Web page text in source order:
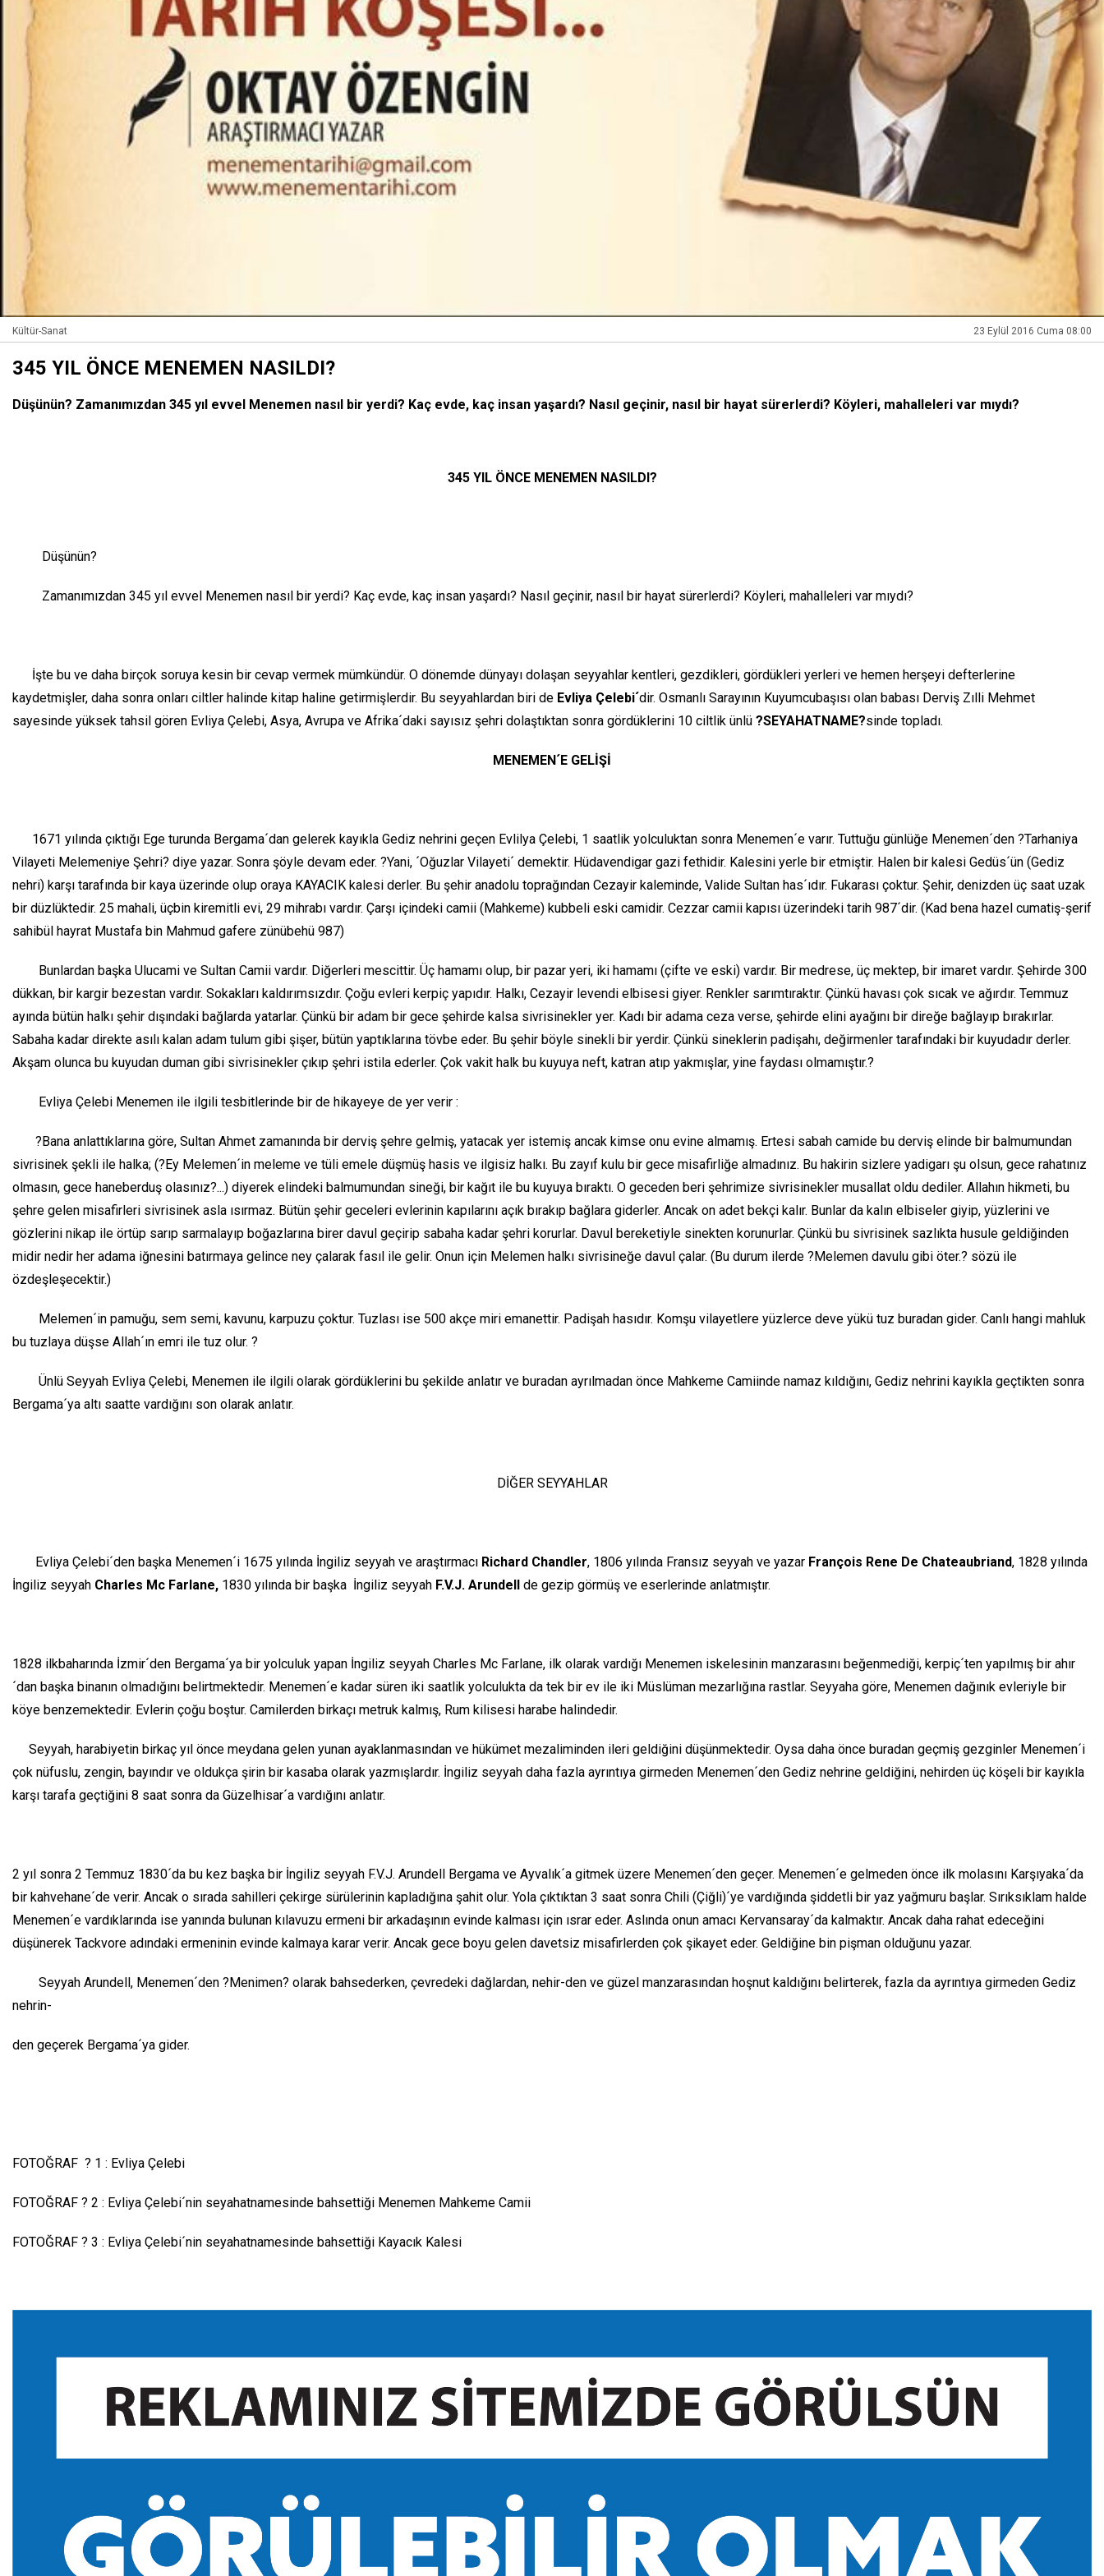
Kültür-Sanat 23 Eylül 2016 Cuma 08:00
345 YIL ÖNCE MENEMEN NASILDI?
Düşünün? Zamanımızdan 345 yıl evvel Menemen nasıl bir yerdi? Kaç evde, kaç insan yaşardı? Nasıl geçinir, nasıl bir hayat sürerlerdi? Köyleri, mahalleleri var mıydı?
345 YIL ÖNCE MENEMEN NASILDI?
Düşünün?
Zamanımızdan 345 yıl evvel Menemen nasıl bir yerdi? Kaç evde, kaç insan yaşardı? Nasıl geçinir, nasıl bir hayat sürerlerdi? Köyleri, mahalleleri var mıydı?
İşte bu ve daha birçok soruya kesin bir cevap vermek mümkündür. O dönemde dünyayı dolaşan seyyahlar kentleri, gezdikleri, gördükleri yerleri ve hemen herşeyi defterlerine
kaydetmişler, daha sonra onları ciltler halinde kitap haline getirmişlerdir. Bu seyyahlardan biri de Evliya Çelebi´dir. Osmanlı Sarayının Kuyumcubaşısı olan babası Derviş Zılli Mehmet
sayesinde yüksek tahsil gören Evliya Çelebi, Asya, Avrupa ve Afrika´daki sayısız şehri dolaştıktan sonra gördüklerini 10 ciltlik ünlü ?SEYAHATNAME?sinde topladı.
MENEMEN´E GELİŞİ
1671 yılında çıktığı Ege turunda Bergama´dan gelerek kayıkla Gediz nehrini geçen Evlilya Çelebi, 1 saatlik yolculuktan sonra Menemen´e varır. Tuttuğu günlüğe Menemen´den ?Tarhaniya
Vilayeti Melemeniye Şehri? diye yazar. Sonra şöyle devam eder. ?Yani, ´Oğuzlar Vilayeti´ demektir. Hüdavendigar gazi fethidir. Kalesini yerle bir etmiştir. Halen bir kalesi Gedüs´ün (Gediz
nehri) karşı tarafında bir kaya üzerinde olup oraya KAYACIK kalesi derler. Bu şehir anadolu toprağından Cezayir kaleminde, Valide Sultan has´ıdır. Fukarası çoktur. Şehir, denizden üç saat uzak
bir düzlüktedir. 25 mahali, üçbin kiremitli evi, 29 mihrabı vardır. Çarşı içindeki camii (Mahkeme) kubbeli eski camidir. Cezzar camii kapısı üzerindeki tarih 987´dir. (Kad bena hazel cumatiş-şerif
sahibül hayrat Mustafa bin Mahmud gafere zünübehü 987)
Bunlardan başka Ulucami ve Sultan Camii vardır. Diğerleri mescittir. Üç hamamı olup, bir pazar yeri, iki hamamı (çifte ve eski) vardır. Bir medrese, üç mektep, bir imaret vardır. Şehirde 300
dükkan, bir kargir bezestan vardır. Sokakları kaldırımsızdır. Çoğu evleri kerpiç yapıdır. Halkı, Cezayir levendi elbisesi giyer. Renkler sarımtıraktır. Çünkü havası çok sıcak ve ağırdır. Temmuz
ayında bütün halkı şehir dışındaki bağlarda yatarlar. Çünkü bir adam bir gece şehirde kalsa sivrisinekler yer. Kadı bir adama ceza verse, şehirde elini ayağını bir direğe bağlayıp bırakırlar.
Sabaha kadar direkte asılı kalan adam tulum gibi şişer, bütün yaptıklarına tövbe eder. Bu şehir böyle sinekli bir yerdir. Çünkü sineklerin padişahı, değirmenler tarafındaki bir kuyudadır derler.
Akşam olunca bu kuyudan duman gibi sivrisinekler çıkıp şehri istila ederler. Çok vakit halk bu kuyuya neft, katran atıp yakmışlar, yine faydası olmamıştır.?
Evliya Çelebi Menemen ile ilgili tesbitlerinde bir de hikayeye de yer verir :
?Bana anlattıklarına göre, Sultan Ahmet zamanında bir derviş şehre gelmiş, yatacak yer istemiş ancak kimse onu evine almamış. Ertesi sabah camide bu derviş elinde bir balmumundan
sivrisinek şekli ile halka; (?Ey Melemen´in meleme ve tüli emele düşmüş hasis ve ilgisiz halkı. Bu zayıf kulu bir gece misafirliğe almadınız. Bu hakirin sizlere yadigarı şu olsun, gece rahatınız
olmasın, gece haneberduş olasınız?...) diyerek elindeki balmumundan sineği, bir kağıt ile bu kuyuya bıraktı. O geceden beri şehrimize sivrisinekler musallat oldu dediler. Allahın hikmeti, bu
şehre gelen misafirleri sivrisinek asla ısırmaz. Bütün şehir geceleri evlerinin kapılarını açık bırakıp bağlara giderler. Ancak on adet bekçi kalır. Bunlar da kalın elbiseler giyip, yüzlerini ve
gözlerini nikap ile örtüp sarıp sarmalayıp boğazlarına birer davul geçirip sabaha kadar şehri korurlar. Davul bereketiyle sinekten korunurlar. Çünkü bu sivrisinek sazlıkta husule geldiğinden
midir nedir her adama iğnesini batırmaya gelince ney çalarak fasıl ile gelir. Onun için Melemen halkı sivrisineğe davul çalar. (Bu durum ilerde ?Melemen davulu gibi öter.? sözü ile
özdeşleşecektir.)
Melemen´in pamuğu, sem semi, kavunu, karpuzu çoktur. Tuzlası ise 500 akçe miri emanettir. Padişah hasıdır. Komşu vilayetlere yüzlerce deve yükü tuz buradan gider. Canlı hangi mahluk
bu tuzlaya düşse Allah´ın emri ile tuz olur. ?
Ünlü Seyyah Evliya Çelebi, Menemen ile ilgili olarak gördüklerini bu şekilde anlatır ve buradan ayrılmadan önce Mahkeme Camiinde namaz kıldığını, Gediz nehrini kayıkla geçtikten sonra
Bergama´ya altı saatte vardığını son olarak anlatır.
DİĞER SEYYAHLAR
Evliya Çelebi´den başka Menemen´i 1675 yılında İngiliz seyyah ve araştırmacı Richard Chandler, 1806 yılında Fransız seyyah ve yazar François Rene De Chateaubriand, 1828 yılında
İngiliz seyyah Charles Mc Farlane, 1830 yılında bir başka İngiliz seyyah F.V.J. Arundell de gezip görmüş ve eserlerinde anlatmıştır.
1828 ilkbaharında İzmir´den Bergama´ya bir yolculuk yapan İngiliz seyyah Charles Mc Farlane, ilk olarak vardığı Menemen iskelesinin manzarasını beğenmediği, kerpiç´ten yapılmış bir ahır
´dan başka binanın olmadığını belirtmektedir. Menemen´e kadar süren iki saatlik yolculukta da tek bir ev ile iki Müslüman mezarlığına rastlar. Seyyaha göre, Menemen dağınık evleriyle bir
köye benzemektedir. Evlerin çoğu boştur. Camilerden birkaçı metruk kalmış, Rum kilisesi harabe halindedir.
Seyyah, harabiyetin birkaç yıl önce meydana gelen yunan ayaklanmasından ve hükümet mezaliminden ileri geldiğini düşünmektedir. Oysa daha önce buradan geçmiş gezginler Menemen´i
çok nüfuslu, zengin, bayındır ve oldukça şirin bir kasaba olarak yazmışlardır. İngiliz seyyah daha fazla ayrıntıya girmeden Menemen´den Gediz nehrine geldiğini, nehirden üç köşeli bir kayıkla
karşı tarafa geçtiğini 8 saat sonra da Güzelhisar´a vardığını anlatır.
2 yıl sonra 2 Temmuz 1830´da bu kez başka bir İngiliz seyyah F.V.J. Arundell Bergama ve Ayvalık´a gitmek üzere Menemen´den geçer. Menemen´e gelmeden önce ilk molasını Karşıyaka´da
bir kahvehane´de verir. Ancak o sırada sahilleri çekirge sürülerinin kapladığına şahit olur. Yola çıktıktan 3 saat sonra Chili (Çiğli)´ye vardığında şiddetli bir yaz yağmuru başlar. Sırıksıklam halde
Menemen´e vardıklarında ise yanında bulunan kılavuzu ermeni bir arkadaşının evinde kalması için ısrar eder. Aslında onun amacı Kervansaray´da kalmaktır. Ancak daha rahat edeceğini
düşünerek Tackvore adındaki ermeninin evinde kalmaya karar verir. Ancak gece boyu gelen davetsiz misafirlerden çok şikayet eder. Geldiğine bin pişman olduğunu yazar.
Seyyah Arundell, Menemen´den ?Menimen? olarak bahsederken, çevredeki dağlardan, nehir-den ve güzel manzarasından hoşnut kaldığını belirterek, fazla da ayrıntıya girmeden Gediz
nehrin-
den geçerek Bergama´ya gider.
FOTOĞRAF ? 1 : Evliya Çelebi
FOTOĞRAF ? 2 : Evliya Çelebi´nin seyahatnamesinde bahsettiği Menemen Mahkeme Camii
FOTOĞRAF ? 3 : Evliya Çelebi´nin seyahatnamesinde bahsettiği Kayacık Kalesi